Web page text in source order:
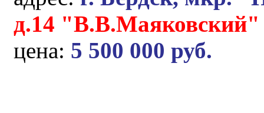
д.14 "В.В.Маяковский"
цена: 5 500 000 руб.